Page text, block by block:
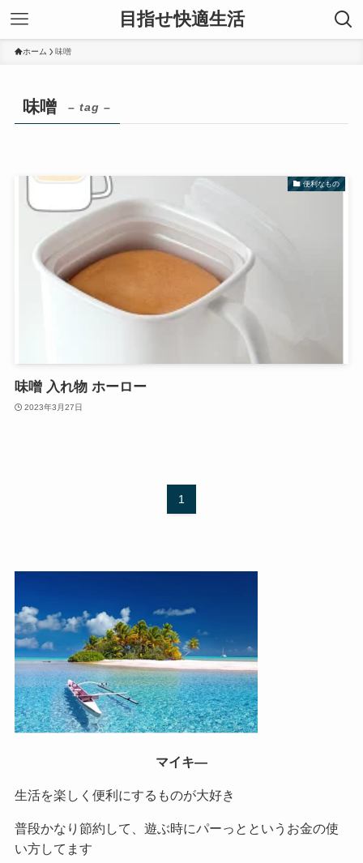
目指せ快適生活
ホーム 味噌
味噌 – tag –
便利なもの
味噌 入れ物 ホーロー
2023年3月27日
1
マイキ―
生活を楽しく便利にするものが大好き
普段かなり節約して、遊ぶ時にパーっとというお金の使
い方してます